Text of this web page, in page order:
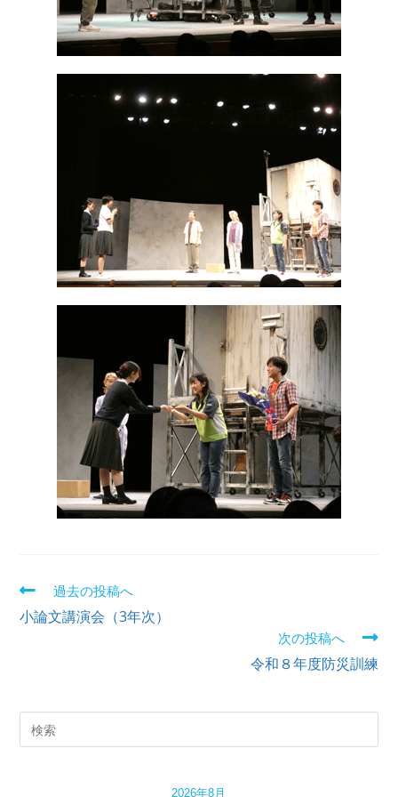
過去の投稿へ
小論文講演会（3年次）
次の投稿へ
令和８年度防災訓練
2026年8月